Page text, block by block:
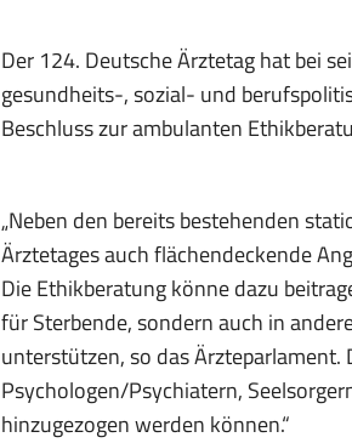
Der 124. Deutsche Ärztetag hat bei
gesundheits-, sozial- und
Beschluss zur ambulanten
„Neben den bereits bestehenden
Ärztetages auch flächendeckende
Die Ethikberatung könne dazu
für Sterbende, sondern auch in
unterstützen, so das
Psychologen/Psychiatern,
hinzugezogen werden können.“